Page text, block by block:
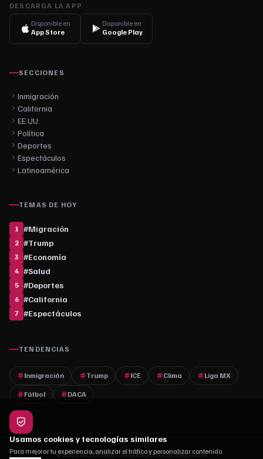
DESCARGA LA APP
Disponible en
App Store
Disponible en
Google Play
SECCIONES
Inmigración
California
EE.UU.
Política
Deportes
Espectáculos
Latinoamérica
TEMAS DE HOY
1 #Migración
2 #Trump
3 #Economía
4 #Salud
5 #Deportes
6 #California
7 #Espectáculos
TENDENCIAS
Inmigración Trump ICE Clima Liga MX
Fútbol DACA
© 2026 MLC Media. Todos los derechos reservados.
Usamos cookies y tecnologías similares
Para mejorar tu experiencia, analizar el tráfico y personalizar contenido.